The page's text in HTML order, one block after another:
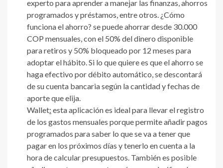
experto para aprender a manejar las finanzas, ahorros
programados y préstamos, entre otros. ¿Cómo
funciona el ahorro? se puede ahorrar desde 30.000
COP mensuales, con el 50% del dinero disponible
para retiros y 50% bloqueado por 12 meses para
adoptar el hábito. Si lo que quiere es que el ahorro se
haga efectivo por débito automático, se descontará
de su cuenta bancaria según la cantidad y fechas de
aporte que elija.
Wallet: esta aplicación es ideal para llevar el registro
de los gastos mensuales porque permite añadir pagos
programados para saber lo que se va a tener que
pagar en los próximos días y tenerlo en cuenta a la
hora de calcular presupuestos. También es posible